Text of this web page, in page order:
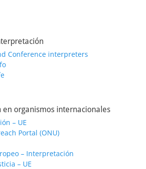
Conference interpreters
organismos internacionales
– UE
Portal (ONU)
– Interpretación
– UE